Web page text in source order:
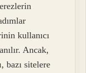
kullanıcı
Ancak,
bazı sitelere